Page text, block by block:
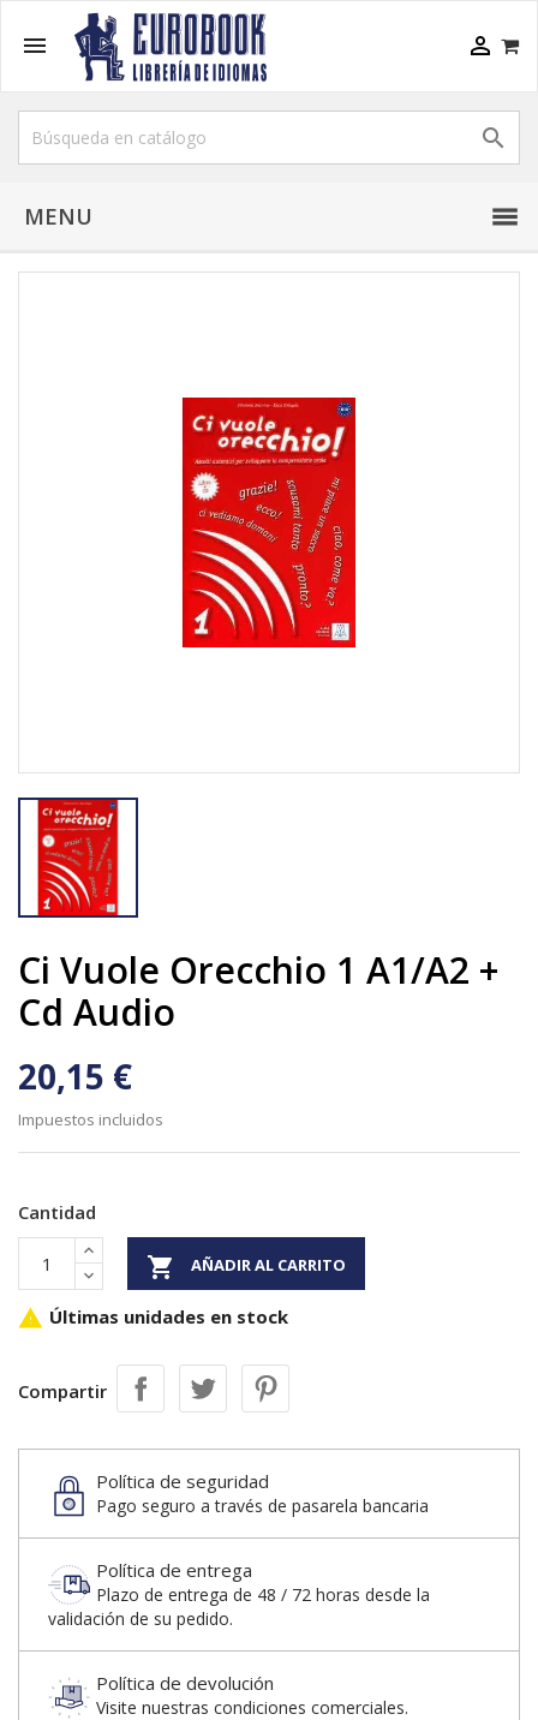
 

MENU
Ci Vuole Orecchio 1 A1/A2 +
Cd Audio
20,15 €
Impuestos incluidos
Cantidad
 AÑADIR AL CARRITO
 Últimas unidades en stock
Compartir
Política de seguridad
Pago seguro a través de pasarela bancaria
Política de entrega
Plazo de entrega de 48 / 72 horas desde la
validación de su pedido.
Política de devolución
Visite nuestras condiciones comerciales.